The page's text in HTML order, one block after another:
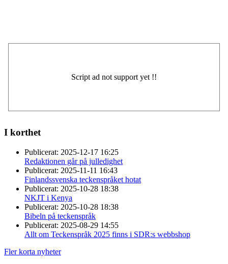
I korthet
Publicerat: 2025-12-17 16:25
Redaktionen går på julledighet
Publicerat: 2025-11-11 16:43
Finlandssvenska teckenspråket hotat
Publicerat: 2025-10-28 18:38
NKJT i Kenya
Publicerat: 2025-10-28 18:38
Bibeln på teckenspråk
Publicerat: 2025-08-29 14:55
Allt om Teckenspråk 2025 finns i SDR:s webbshop
Fler korta nyheter